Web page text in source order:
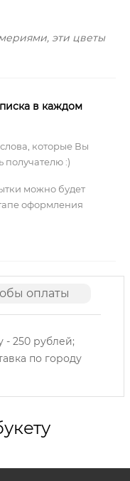
эти цветы
в каждом
которые Вы
получателю :)
можно будет
оформления
оплаты
- 250 рублей;
по городу